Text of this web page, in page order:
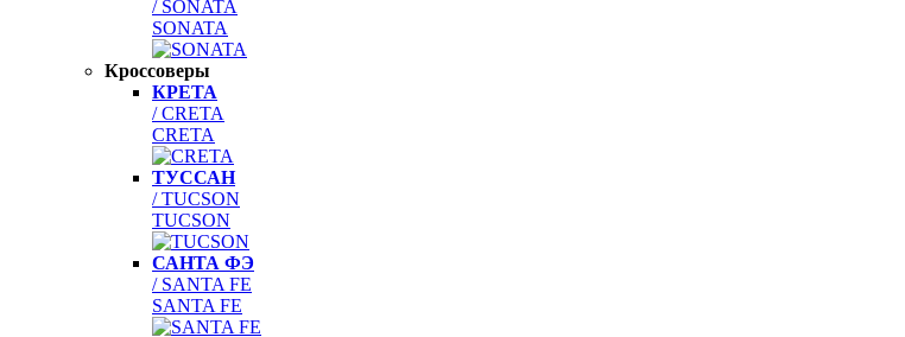
/ SONATA
SONATA
Кроссоверы
КРЕТА
/ CRETA
CRETA
ТУССАН
/ TUCSON
TUCSON
САНТА ФЭ
/ SANTA FE
SANTA FE